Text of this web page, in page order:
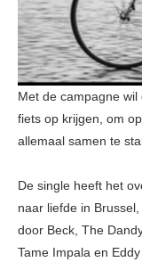
Met de campagne
fiets op krijgen, om
allemaal samen te
De single heeft het
naar liefde in
door Beck, The
Tame Impala en